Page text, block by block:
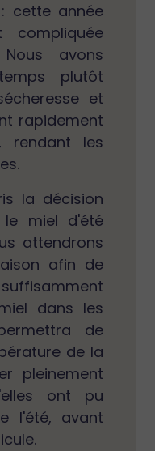
cette année
compliquée
avons
plutôt
et
rapidement
rendant les
la décision
miel d'été
attendrons
afin de
dans les
de
de la
pleinement
ont pu
l'été, avant